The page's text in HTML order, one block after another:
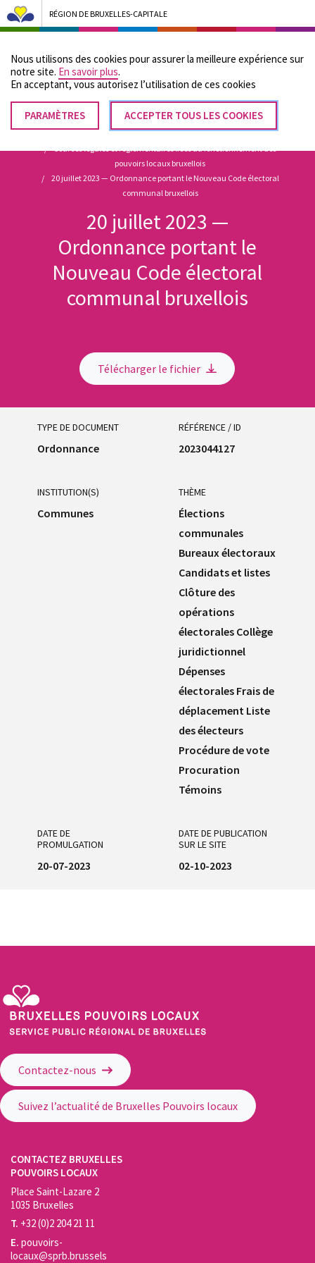
Nous utilisons des cookies pour assurer la meilleure expérience sur
notre site. En savoir plus.
En acceptant, vous autorisez lʼutilisation de ces cookies
PARAMÈTRES ACCEPTER TOUS LES COOKIES
RETIRER
LE
RÉGION DE BRUXELLES-CAPITALE
Bruxelles Pouvoirs Locaux - Aller à la page d'accueil
Menu
Fil
d'Ariane
Accueil
pouvoirs locaux bruxellois
20 juillet 2023 — Ordonnance portant le Nouveau Code électoral
communal bruxellois
20 juillet 2023 —
Ordonnance portant le
Nouveau Code électoral
communal bruxellois
Télécharger le fichier
TYPE DE DOCUMENT
Ordonnance
RÉFÉRENCE / ID
2023044127
INSTITUTION(S)
Communes
THÈME
Élections
communales
Bureaux électoraux
Candidats et listes
Clôture des
opérations
électorales Collège
juridictionnel
Dépenses
électorales Frais de
déplacement Liste
des électeurs
Procédure de vote
Procuration
Témoins
DATE DE
PROMULGATION
20-07-2023
DATE DE PUBLICATION
SUR LE SITE
02-10-2023
Contactez-nous
Suivez l’actualité de Bruxelles Pouvoirs locaux
CONTACTEZ BRUXELLES
POUVOIRS LOCAUX
Place Saint-Lazare 2
1035 Bruxelles
T. +32 (0)2 204 21 11
E. pouvoirs-
locaux@sprb.brussels